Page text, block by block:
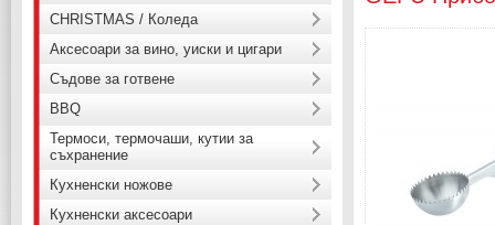
CHRISTMAS / Коледа
Аксесоари за вино, уиски и цигари
Съдове за готвене
BBQ
Термоси, термочаши, кутии за
съхранение
Кухненски ножове
Кухненски аксесоари